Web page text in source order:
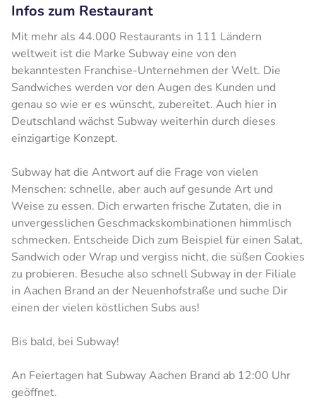
Infos zum Restaurant
Mit mehr als 44.000 Restaurants in 111 Ländern
weltweit ist die Marke Subway eine von den
bekanntesten Franchise-Unternehmen der Welt. Die
Sandwiches werden vor den Augen des Kunden und
genau so wie er es wünscht, zubereitet. Auch hier in
Deutschland wächst Subway weiterhin durch dieses
einzigartige Konzept.
Subway hat die Antwort auf die Frage von vielen
Menschen: schnelle, aber auch auf gesunde Art und
Weise zu essen. Dich erwarten frische Zutaten, die in
unvergesslichen Geschmackskombinationen himmlisch
schmecken. Entscheide Dich zum Beispiel für einen Salat,
Sandwich oder Wrap und vergiss nicht, die süßen Cookies
zu probieren. Besuche also schnell Subway in der Filiale
in Aachen Brand an der Neuenhofstraße und suche Dir
einen der vielen köstlichen Subs aus!
Bis bald, bei Subway!
An Feiertagen hat Subway Aachen Brand ab 12:00 Uhr
geöffnet.